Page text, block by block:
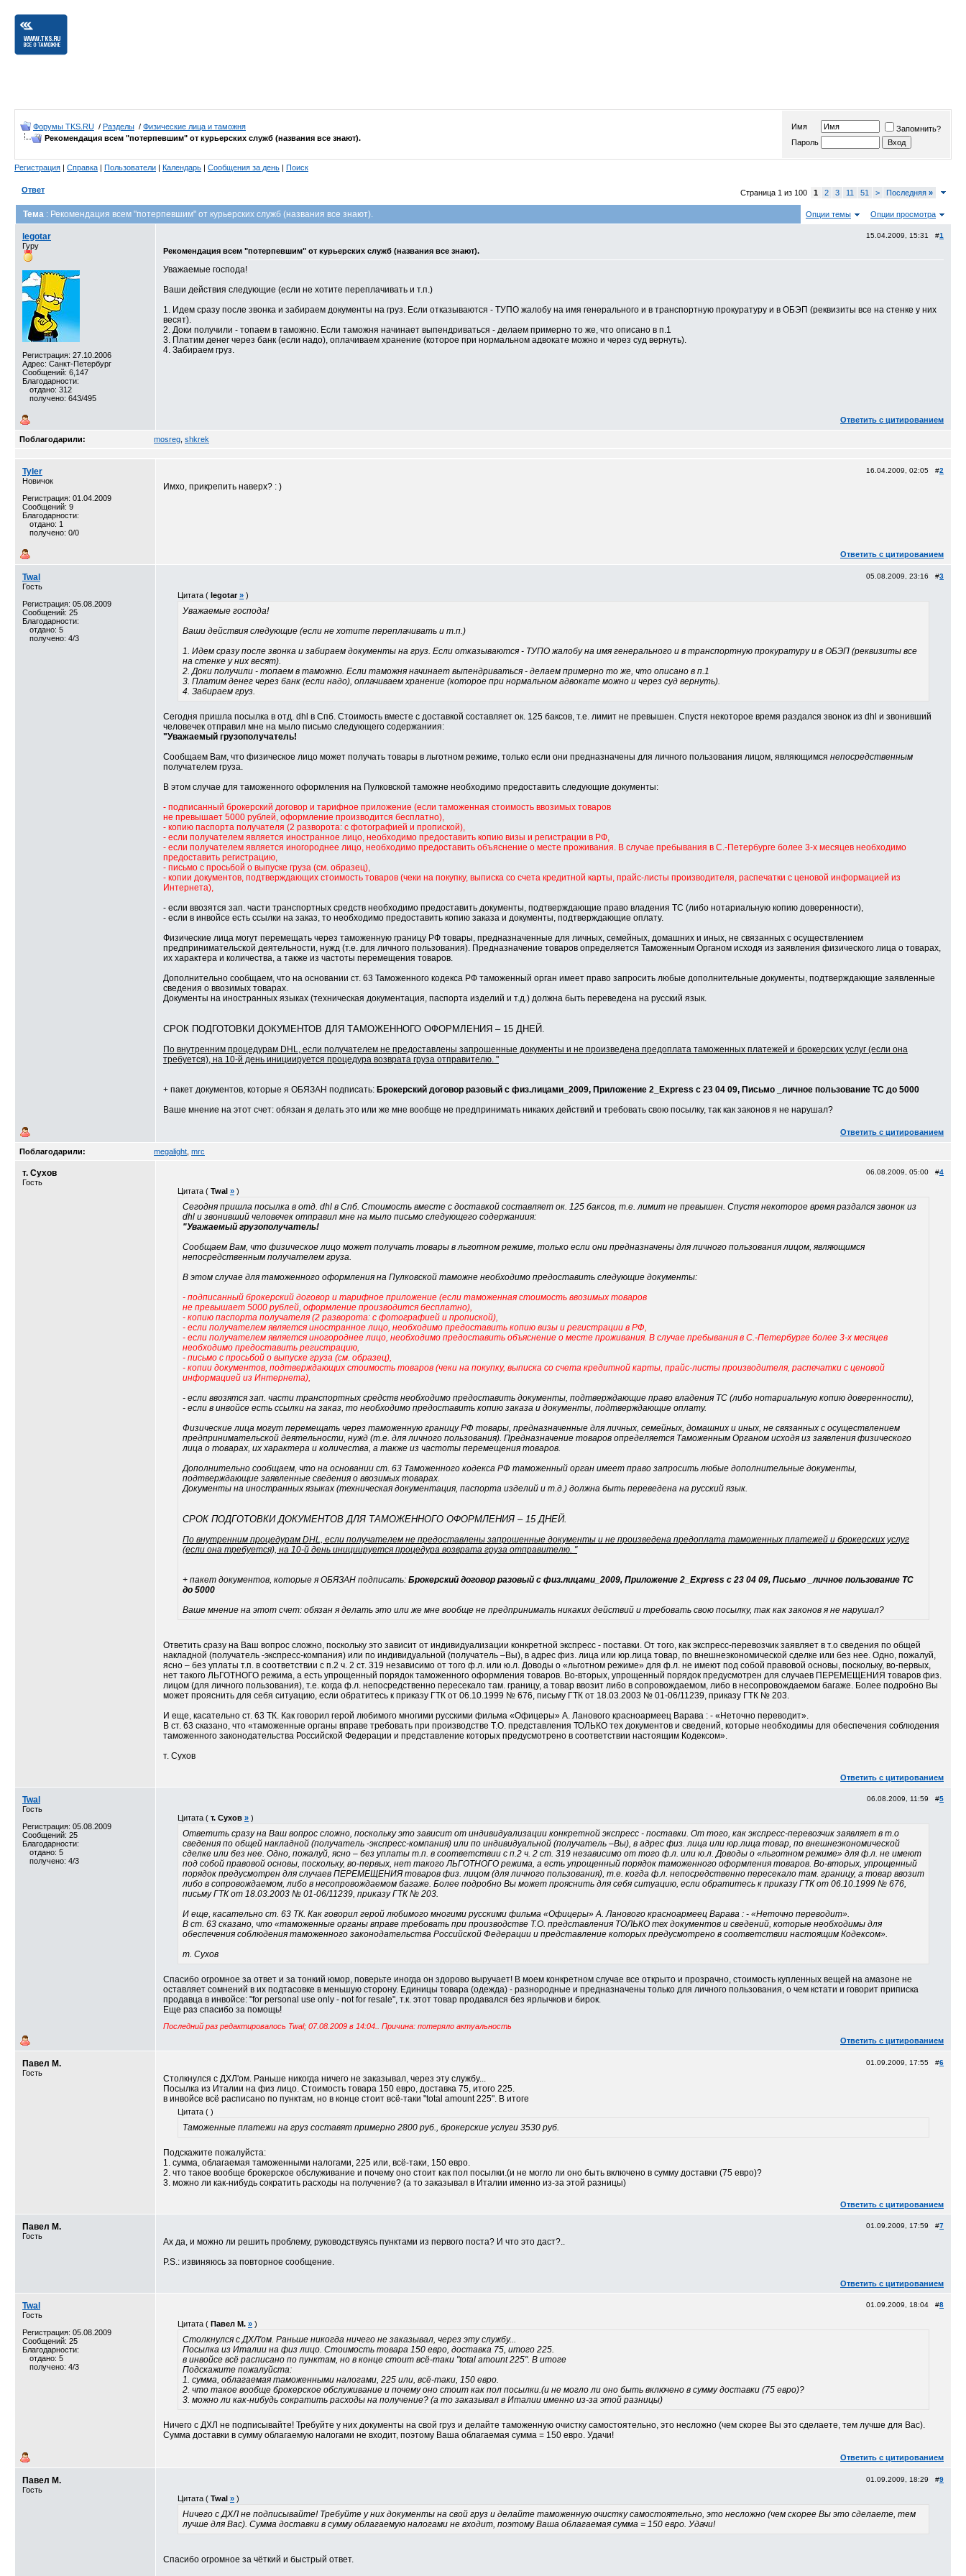
Форумы TKS.RU / Разделы / Физические лица и таможня
Рекомендация всем "потерпевшим" от курьерских служб (названия все знают).
Имя
Запомнить?
Пароль
Регистрация | Справка | Пользователи | Календарь | Сообщения за день | Поиск
Ответ Страница 1 из 100 1 2 3 11 51 > Последняя »
Тема : Рекомендация всем "потерпевшим" от курьерских служб (названия все знают). Опции темы Опции просмотра
legotar
Гуру
Регистрация: 27.10.2006
Адрес: Санкт-Петербург
Сообщений: 6,147
Благодарности:
отдано: 312
получено: 643/495
15.04.2009, 15:31 #1
Рекомендация всем "потерпевшим" от курьерских служб (названия все знают).
Уважаемые господа!
Ваши действия следующие (если не хотите переплачивать и т.п.)
1. Идем сразу после звонка и забираем документы на груз. Если отказываются - ТУПО жалобу на имя генерального и в транспортную прокуратуру и в ОБЭП (реквизиты все на стенке у них
весят).
2. Доки получили - топаем в таможню. Если таможня начинает выпендриваться - делаем примерно то же, что описано в п.1
3. Платим денег через банк (если надо), оплачиваем хранение (которое при нормальном адвокате можно и через суд вернуть).
4. Забираем груз.
Ответить с цитированием
Поблагодарили: mosreg shkrek
Tyler
Новичок
Регистрация: 01.04.2009
Сообщений: 9
Благодарности:
отдано: 1
получено: 0/0
16.04.2009, 02:05 #2
Имхо, прикрепить наверх? : )
Ответить с цитированием
Twal
Гость
Регистрация: 05.08.2009
Сообщений: 25
Благодарности:
отдано: 5
получено: 4/3
05.08.2009, 23:16 #3
Цитата ( legotar » )
Уважаемые господа!
Ваши действия следующие (если не хотите переплачивать и т.п.)
1. Идем сразу после звонка и забираем документы на груз. Если отказываются - ТУПО жалобу на имя генерального и в транспортную прокуратуру и в ОБЭП (реквизиты все
на стенке у них весят).
2. Доки получили - топаем в таможню. Если таможня начинает выпендриваться - делаем примерно то же, что описано в п.1
3. Платим денег через банк (если надо), оплачиваем хранение (которое при нормальном адвокате можно и через суд вернуть).
4. Забираем груз.
Сегодня пришла посылка в отд. dhl в Спб. Стоимость вместе с доставкой составляет ок. 125 баксов, т.е. лимит не превышен. Спустя некоторое время раздался звонок из dhl и звонивший
человечек отправил мне на мыло письмо следующего содержаниия:
"Уважаемый грузополучатель!
Сообщаем Вам, что физическое лицо может получать товары в льготном режиме, только если они предназначены для личного пользования лицом, являющимся непосредственным
получателем груза.
В этом случае для таможенного оформления на Пулковской таможне необходимо предоставить следующие документы:
- подписанный брокерский договор и тарифное приложение (если таможенная стоимость ввозимых товаров
не превышает 5000 рублей, оформление производится бесплатно),
- копию паспорта получателя (2 разворота: с фотографией и пропиской),
- если получателем является иностранное лицо, необходимо предоставить копию визы и регистрации в РФ,
- если получателем является иногороднее лицо, необходимо предоставить объяснение о месте проживания. В случае пребывания в С.-Петербурге более 3-х месяцев необходимо
предоставить регистрацию,
- письмо с просьбой о выпуске груза (см. образец),
- копии документов, подтверждающих стоимость товаров (чеки на покупку, выписка со счета кредитной карты, прайс-листы производителя, распечатки с ценовой информацией из
Интернета),
- если ввозятся зап. части транспортных средств необходимо предоставить документы, подтверждающие право владения ТС (либо нотариальную копию доверенности),
- если в инвойсе есть ссылки на заказ, то необходимо предоставить копию заказа и документы, подтверждающие оплату.
Физические лица могут перемещать через таможенную границу РФ товары, предназначенные для личных, семейных, домашних и иных, не связанных с осуществлением
предпринимательской деятельности, нужд (т.е. для личного пользования). Предназначение товаров определяется Таможенным Органом исходя из заявления физического лица о товарах,
их характера и количества, а также из частоты перемещения товаров.
Дополнительно сообщаем, что на основании ст. 63 Таможенного кодекса РФ таможенный орган имеет право запросить любые дополнительные документы, подтверждающие заявленные
сведения о ввозимых товарах.
Документы на иностранных языках (техническая документация, паспорта изделий и т.д.) должна быть переведена на русский язык.
СРОК ПОДГОТОВКИ ДОКУМЕНТОВ ДЛЯ ТАМОЖЕННОГО ОФОРМЛЕНИЯ – 15 ДНЕЙ.
По внутренним процедурам DHL, если получателем не предоставлены запрошенные документы и не произведена предоплата таможенных платежей и брокерских услуг (если она
требуется), на 10-й день инициируется процедура возврата груза отправителю. "
+ пакет документов, которые я ОБЯЗАН подписать: Брокерский договор разовый с физ.лицами_2009, Приложение 2_Express с 23 04 09, Письмо _личное пользование ТС до 5000
Ваше мнение на этот счет: обязан я делать это или же мне вообще не предпринимать никаких действий и требовать свою посылку, так как законов я не нарушал?
Ответить с цитированием
Поблагодарили: megalight mrc
т. Сухов
Гость
06.08.2009, 05:00 #4
Цитата ( Twal » )
Сегодня пришла посылка в отд. dhl в Спб. Стоимость вместе с доставкой составляет ок. 125 баксов, т.е. лимит не превышен. Спустя некоторое время раздался звонок из
dhl и звонивший человечек отправил мне на мыло письмо следующего содержаниия:
"Уважаемый грузополучатель!
Сообщаем Вам, что физическое лицо может получать товары в льготном режиме, только если они предназначены для личного пользования лицом, являющимся
непосредственным получателем груза.
В этом случае для таможенного оформления на Пулковской таможне необходимо предоставить следующие документы:
- подписанный брокерский договор и тарифное приложение (если таможенная стоимость ввозимых товаров
не превышает 5000 рублей, оформление производится бесплатно),
- копию паспорта получателя (2 разворота: с фотографией и пропиской),
- если получателем является иностранное лицо, необходимо предоставить копию визы и регистрации в РФ,
- если получателем является иногороднее лицо, необходимо предоставить объяснение о месте проживания. В случае пребывания в С.-Петербурге более 3-х месяцев
необходимо предоставить регистрацию,
- письмо с просьбой о выпуске груза (см. образец),
- копии документов, подтверждающих стоимость товаров (чеки на покупку, выписка со счета кредитной карты, прайс-листы производителя, распечатки с ценовой
информацией из Интернета),
- если ввозятся зап. части транспортных средств необходимо предоставить документы, подтверждающие право владения ТС (либо нотариальную копию доверенности),
- если в инвойсе есть ссылки на заказ, то необходимо предоставить копию заказа и документы, подтверждающие оплату.
Физические лица могут перемещать через таможенную границу РФ товары, предназначенные для личных, семейных, домашних и иных, не связанных с осуществлением
предпринимательской деятельности, нужд (т.е. для личного пользования). Предназначение товаров определяется Таможенным Органом исходя из заявления физического
лица о товарах, их характера и количества, а также из частоты перемещения товаров.
Дополнительно сообщаем, что на основании ст. 63 Таможенного кодекса РФ таможенный орган имеет право запросить любые дополнительные документы,
подтверждающие заявленные сведения о ввозимых товарах.
Документы на иностранных языках (техническая документация, паспорта изделий и т.д.) должна быть переведена на русский язык.
СРОК ПОДГОТОВКИ ДОКУМЕНТОВ ДЛЯ ТАМОЖЕННОГО ОФОРМЛЕНИЯ – 15 ДНЕЙ.
По внутренним процедурам DHL, если получателем не предоставлены запрошенные документы и не произведена предоплата таможенных платежей и брокерских услуг
(если она требуется), на 10-й день инициируется процедура возврата груза отправителю. "
+ пакет документов, которые я ОБЯЗАН подписать: Брокерский договор разовый с физ.лицами_2009, Приложение 2_Express с 23 04 09, Письмо _личное пользование ТС
до 5000
Ваше мнение на этот счет: обязан я делать это или же мне вообще не предпринимать никаких действий и требовать свою посылку, так как законов я не нарушал?
Ответить сразу на Ваш вопрос сложно, поскольку это зависит от индивидуализации конкретной экспресс - поставки. От того, как экспресс-перевозчик заявляет в т.о сведения по общей
накладной (получатель -экспресс-компания) или по индивидуальной (получатель –Вы), в адрес физ. лица или юр.лица товар, по внешнеэкономической сделке или без нее. Одно, пожалуй,
ясно – без уплаты т.п. в соответствии с п.2 ч. 2 ст. 319 независимо от того ф.л. или ю.л. Доводы о «льготном режиме» для ф.л. не имеют под собой правовой основы, поскольку, во-первых,
нет такого ЛЬГОТНОГО режима, а есть упрощенный порядок таможенного оформления товаров. Во-вторых, упрощенный порядок предусмотрен для случаев ПЕРЕМЕЩЕНИЯ товаров физ.
лицом (для личного пользования), т.е. когда ф.л. непосредственно пересекало там. границу, а товар ввозит либо в сопровождаемом, либо в несопровождаемом багаже. Более подробно Вы
может прояснить для себя ситуацию, если обратитесь к приказу ГТК от 06.10.1999 № 676, письму ГТК от 18.03.2003 № 01-06/11239, приказу ГТК № 203.
И еще, касательно ст. 63 ТК. Как говорил герой любимого многими русскими фильма «Офицеры» А. Ланового красноармеец Варава : - «Неточно переводит».
В ст. 63 сказано, что «таможенные органы вправе требовать при производстве Т.О. представления ТОЛЬКО тех документов и сведений, которые необходимы для обеспечения соблюдения
таможенного законодательства Российской Федерации и представление которых предусмотрено в соответствии настоящим Кодексом».
т. Сухов
Ответить с цитированием
Twal
Гость
Регистрация: 05.08.2009
Сообщений: 25
Благодарности:
отдано: 5
получено: 4/3
06.08.2009, 11:59 #5
Цитата ( т. Сухов » )
Ответить сразу на Ваш вопрос сложно, поскольку это зависит от индивидуализации конкретной экспресс - поставки. От того, как экспресс-перевозчик заявляет в т.о
сведения по общей накладной (получатель -экспресс-компания) или по индивидуальной (получатель –Вы), в адрес физ. лица или юр.лица товар, по внешнеэкономической
сделке или без нее. Одно, пожалуй, ясно – без уплаты т.п. в соответствии с п.2 ч. 2 ст. 319 независимо от того ф.л. или ю.л. Доводы о «льготном режиме» для ф.л. не имеют
под собой правовой основы, поскольку, во-первых, нет такого ЛЬГОТНОГО режима, а есть упрощенный порядок таможенного оформления товаров. Во-вторых, упрощенный
порядок предусмотрен для случаев ПЕРЕМЕЩЕНИЯ товаров физ. лицом (для личного пользования), т.е. когда ф.л. непосредственно пересекало там. границу, а товар ввозит
либо в сопровождаемом, либо в несопровождаемом багаже. Более подробно Вы может прояснить для себя ситуацию, если обратитесь к приказу ГТК от 06.10.1999 № 676,
письму ГТК от 18.03.2003 № 01-06/11239, приказу ГТК № 203.
И еще, касательно ст. 63 ТК. Как говорил герой любимого многими русскими фильма «Офицеры» А. Ланового красноармеец Варава : - «Неточно переводит».
В ст. 63 сказано, что «таможенные органы вправе требовать при производстве Т.О. представления ТОЛЬКО тех документов и сведений, которые необходимы для
обеспечения соблюдения таможенного законодательства Российской Федерации и представление которых предусмотрено в соответствии настоящим Кодексом».
т. Сухов
Спасибо огромное за ответ и за тонкий юмор, поверьте иногда он здорово выручает! В моем конкретном случае все открыто и прозрачно, стоимость купленных вещей на амазоне не
оставляет сомнений в их подтасовке в меньшую сторону. Единицы товара (одежда) - разнородные и предназначены только для личного пользования, о чем кстати и говорит приписка
продавца в инвойсе: "for personal use only - not for resale", т.к. этот товар продавался без ярлычков и бирок.
Еще раз спасибо за помощь!
Последний раз редактировалось Twal; 07.08.2009 в 14:04 .. Причина: потеряло актуальность
Ответить с цитированием
Павел М.
Гость
01.09.2009, 17:55 #6
Столкнулся с ДХЛ'ом. Раньше никогда ничего не заказывал, через эту службу...
Посылка из Италии на физ лицо. Стоимость товара 150 евро, доставка 75, итого 225.
в инвойсе всё расписано по пунктам, но в конце стоит всё-таки "total amount 225". В итоге
Цитата ( )
Таможенные платежи на груз составят примерно 2800 руб., брокерские услуги 3530 руб.
Подскажите пожалуйста:
1. сумма, облагаемая таможенными налогами, 225 или, всё-таки, 150 евро.
2. что такое вообще брокерское обслуживание и почему оно стоит как пол посылки.(и не могло ли оно быть включено в сумму доставки (75 евро)?
3. можно ли как-нибудь сократить расходы на получение? (а то заказывал в Италии именно из-за этой разницы)
Ответить с цитированием
Павел М.
Гость
01.09.2009, 17:59 #7
Ах да, и можно ли решить проблему, руководствуясь пунктами из первого поста? И что это даст?..
P.S.: извиняюсь за повторное сообщение.
Ответить с цитированием
Twal
Гость
Регистрация: 05.08.2009
Сообщений: 25
Благодарности:
отдано: 5
получено: 4/3
01.09.2009, 18:04 #8
Цитата ( Павел М. » )
Столкнулся с ДХЛ'ом. Раньше никогда ничего не заказывал, через эту службу...
Посылка из Италии на физ лицо. Стоимость товара 150 евро, доставка 75, итого 225.
в инвойсе всё расписано по пунктам, но в конце стоит всё-таки "total amount 225". В итоге
Подскажите пожалуйста:
1. сумма, облагаемая таможенными налогами, 225 или, всё-таки, 150 евро.
2. что такое вообще брокерское обслуживание и почему оно стоит как пол посылки.(и не могло ли оно быть включено в сумму доставки (75 евро)?
3. можно ли как-нибудь сократить расходы на получение? (а то заказывал в Италии именно из-за этой разницы)
Ничего с ДХЛ не подписывайте! Требуйте у них документы на свой груз и делайте таможенную очистку самостоятельно, это несложно (чем скорее Вы это сделаете, тем лучше для Вас).
Сумма доставки в сумму облагаемую налогами не входит, поэтому Ваша облагаемая сумма = 150 евро. Удачи!
Ответить с цитированием
Павел М.
Гость
01.09.2009, 18:29 #9
Цитата ( Twal » )
Ничего с ДХЛ не подписывайте! Требуйте у них документы на свой груз и делайте таможенную очистку самостоятельно, это несложно (чем скорее Вы это сделаете, тем
лучше для Вас). Сумма доставки в сумму облагаемую налогами не входит, поэтому Ваша облагаемая сумма = 150 евро. Удачи!
Спасибо огромное за чёткий и быстрый ответ.